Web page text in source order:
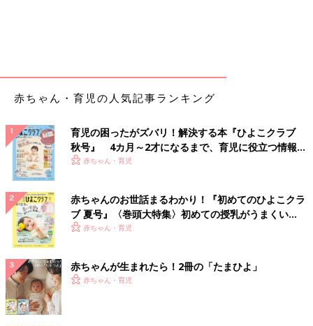
赤ちゃん・育児の人気記事ランキング
育児の困ったがズバリ！解決する本『ひよこクラブ
秋号』 4カ月～2才になるまで、育児に役立つ情報が
いっぱい！
赤ちゃん・育児
赤ちゃんのお世話まるわかり！『初めてのひよこクラ
ブ 夏号』〈巻頭大特集〉初めての授乳がうまくい
く！ おっぱい・ミルクの基本と夏のトラブル 解決テ
赤ちゃん・育児
赤ちゃんが生まれたら！2冊の「たまひよ」
赤ちゃん・育児